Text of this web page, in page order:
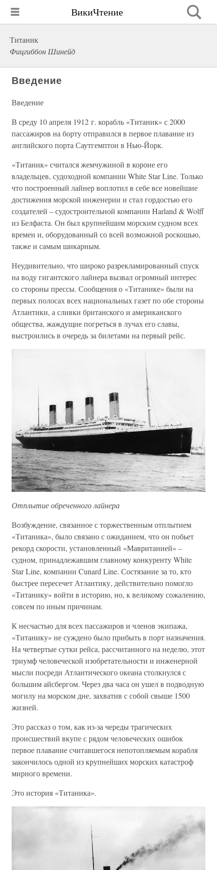
ВикиЧтение
Титаник
Фицгиббон Шинейд
Введение
Введение
В среду 10 апреля 1912 г. корабль «Титаник» с 2000
пассажиров на борту отправился в первое плавание из
английского порта Саутгемптон в Нью-Йорк.
«Титаник» считался жемчужиной в короне его
владельцев, судоходной компании White Star Line. Только
что построенный лайнер воплотил в себе все новейшие
достижения морской инженерии и стал гордостью его
создателей – судостроительной компании Harland & Wolff
из Белфаста. Он был крупнейшим морским судном всех
времен и, оборудованный со всей возможной роскошью,
также и самым шикарным.
Неудивительно, что широко разрекламированный спуск
на воду гигантского лайнера вызвал огромный интерес
со стороны прессы. Сообщения о «Титанике» были на
первых полосах всех национальных газет по обе стороны
Атлантики, а сливки британского и американского
общества, жаждущие погреться в лучах его славы,
выстроились в очередь за билетами на первый рейс.
Отплытие обреченного лайнера
Возбуждение, связанное с торжественным отплытием
«Титаника», было связано с ожиданием, что он побьет
рекорд скорости, установленный «Мавританией» –
судном, принадлежавшим главному конкуренту White
Star Line, компании Cunard Line. Состязание за то, кто
быстрее пересечет Атлантику, действительно помогло
«Титанику» войти в историю, но, к великому сожалению,
совсем по иным причинам.
К несчастью для всех пассажиров и членов экипажа,
«Титанику» не суждено было прибыть в порт назначения.
На четвертые сутки рейса, рассчитанного на неделю, этот
триумф человеческой изобретательности и инженерной
мысли посреди Атлантического океана столкнулся с
большим айсбергом. Через два часа он ушел в подводную
могилу на морском дне, захватив с собой свыше 1500
жизней.
Это рассказ о том, как из-за череды трагических
происшествий вкупе с рядом человеческих ошибок
первое плавание считавшегося непотопляемым корабля
закончилось одной из крупнейших морских катастроф
мирного времени.
Это история «Титаника».